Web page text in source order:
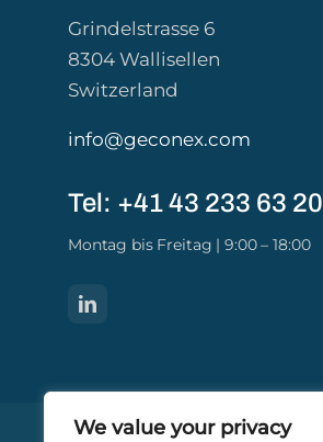
We value your privacy
Grindelstrasse 6
8304 Wallisellen
Switzerland
info@geconex.com
Tel: +41 43 233 63 20​
Montag bis Freitag | 9:00 – 18:00